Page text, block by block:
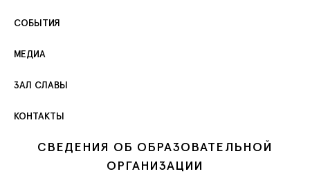
СОБЫТИЯ
МЕДИА
ЗАЛ СЛАВЫ
КОНТАКТЫ
СВЕДЕНИЯ ОБ ОБРАЗОВАТЕЛЬНОЙ
ОРГАНИЗАЦИИ